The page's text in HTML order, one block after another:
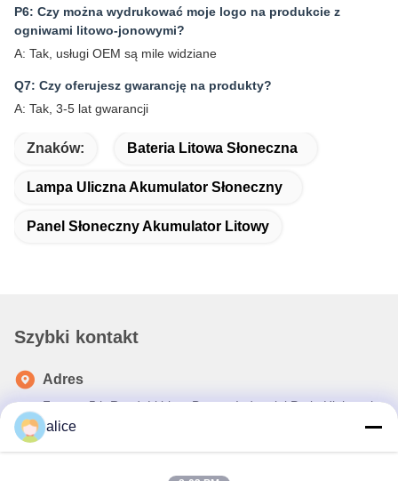
P6: Czy można wydrukować moje logo na produkcie z
ogniwami litowo-jonowymi?
A: Tak, usługi OEM są mile widziane
Q7: Czy oferujesz gwarancję na produkty?
A: Tak, 3-5 lat gwarancji
Znaków: Bateria Litowa Słoneczna
Lampa Uliczna Akumulator Słoneczny
Panel Słoneczny Akumulator Litowy
Szybki kontakt
Adres
Fuyuan 5th Road, Lithium Battery Industrial Park, High-tech
Zone, Zaozhuang City, Shandong, Chiny
teren
alice